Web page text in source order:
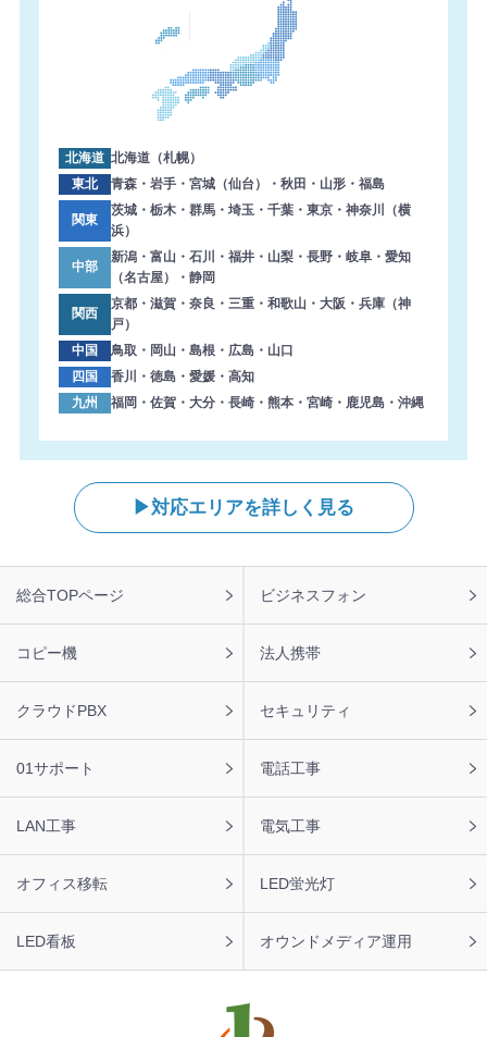
【愛知県】コピー機 FUJIFILM 導入のお問い合わせを頂き
ました。ありがとうございます。
2026年8月7日 14:17
【神奈川県】複合機 SHARP 導入のお問い合わせを頂きま
した。ありがとうございます。
2026年8月7日 13:57
【愛媛県】複合機 RICOH 導入のお問い合わせを頂きまし
た。ありがとうございます。
2026年8月7日 13:38
【徳島県】複合機 KONICA MINOLTA 導入のお問い合わせ
を頂きました。ありがとうございます。
2026年8月7日 13:27
【岐阜県】コピー機 RICOH 導入のお問い合わせを頂きま
した。ありがとうございます。
2026年8月7日 12:59
【東京都】コピー機 Canon 導入のお問い合わせを頂きま
した。ありがとうございます。
2026年8月7日 12:47
ました。ありがとうございます。
2026年8月7日 11:48
【福岡県】コピー機 KONICA MINOLTA 導入のお問い合わ
した。ありがとうございます。
北海道 北海道（札幌）
東北
青森・岩手・宮城（仙台）・秋田・山形・福島
関東
茨城・栃木・群馬・埼玉・千葉・東京・神奈川（横
浜）
中部
新潟・富山・石川・福井・山梨・長野・岐阜・愛知
（名古屋）・静岡
関西
京都・滋賀・奈良・三重・和歌山・大阪・兵庫（神
戸）
中国
鳥取・岡山・島根・広島・山口
四国
香川・徳島・愛媛・高知
九州
福岡・佐賀・大分・長崎・熊本・宮崎・鹿児島・沖縄
対応エリアを詳しく見る
ッ
タ
総合TOPページ ビジネスフォン
コピー機 法人携帯
クラウドPBX セキュリティ
01サポート 電話工事
LAN工事 電気工事
オフィス移転 LED蛍光灯
LED看板 オウンドメディア運用